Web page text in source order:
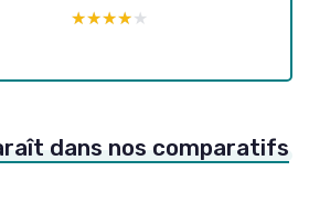
★★★★★
★★★★★
dans nos comparatifs